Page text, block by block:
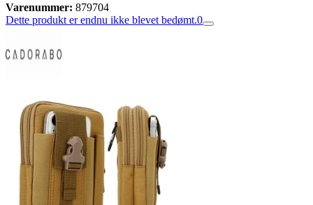
Varenummer: 879704
Dette produkt er endnu ikke blevet bedømt.0